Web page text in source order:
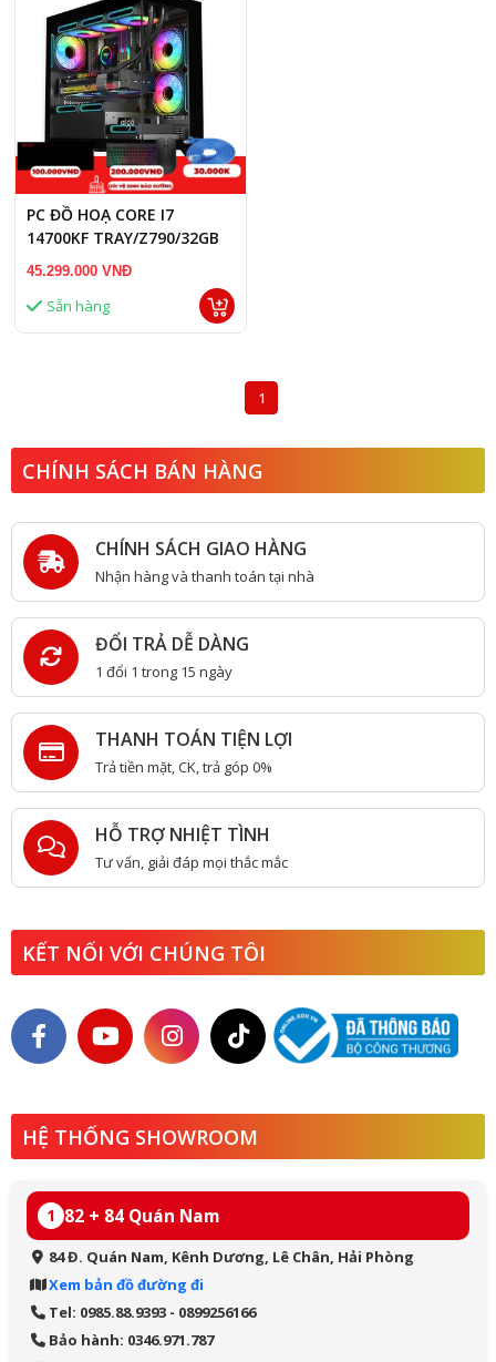
PC ĐỒ HOẠ CORE I7
14700KF TRAY/Z790/32GB
RAM DDR5/RTX 5060 TI
45.299.000 VNĐ
Sẵn hàng
1
CHÍNH SÁCH BÁN HÀNG
CHÍNH SÁCH GIAO HÀNG
Nhận hàng và thanh toán tại nhà
ĐỔI TRẢ DỄ DÀNG
1 đổi 1 trong 15 ngày
THANH TOÁN TIỆN LỢI
Trả tiền mặt, CK, trả góp 0%
HỖ TRỢ NHIỆT TÌNH
Tư vấn, giải đáp mọi thắc mắc
KẾT NỐI VỚI CHÚNG TÔI
HỆ THỐNG SHOWROOM
1 82 + 84 Quán Nam
84 Đ. Quán Nam, Kênh Dương, Lê Chân, Hải Phòng
Xem bản đồ đường đi
Tel: 0985.88.9393 - 0899256166
Bảo hành: 0346.971.787